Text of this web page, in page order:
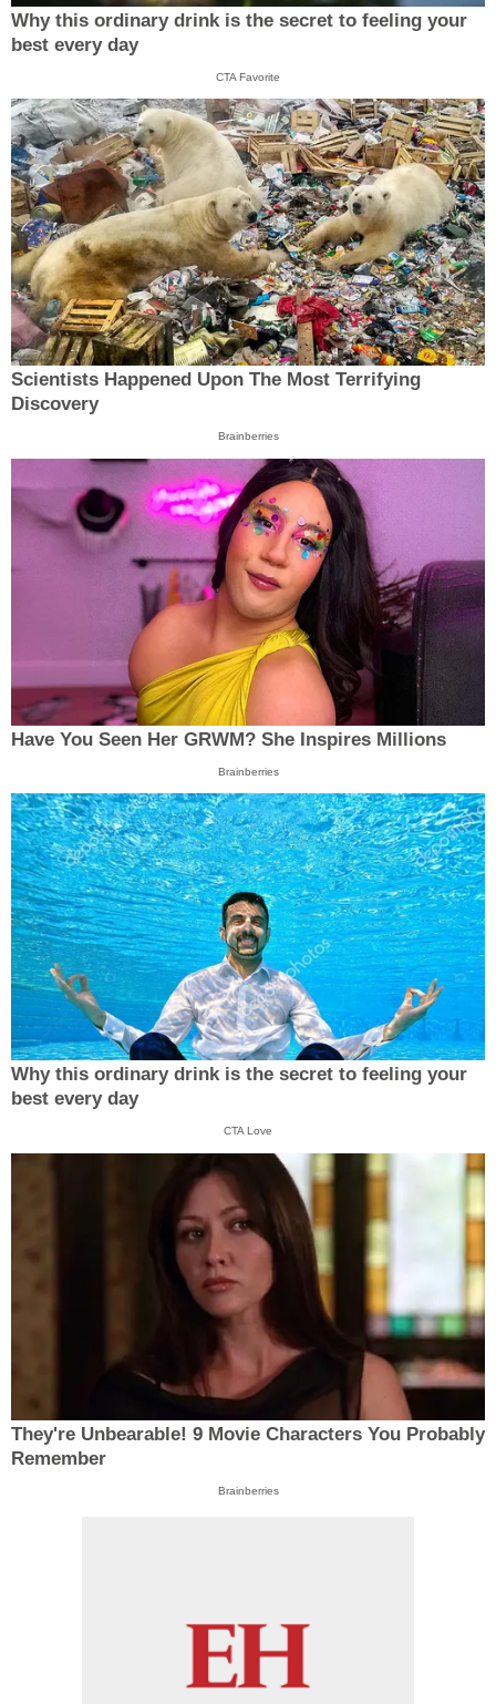
Why this ordinary drink is the secret to feeling your
best every day
CTA Favorite
Scientists Happened Upon The Most Terrifying
Discovery
Brainberries
Have You Seen Her GRWM? She Inspires Millions
Brainberries
Why this ordinary drink is the secret to feeling your
best every day
CTA Love
They're Unbearable! 9 Movie Characters You Probably
Remember
Brainberries